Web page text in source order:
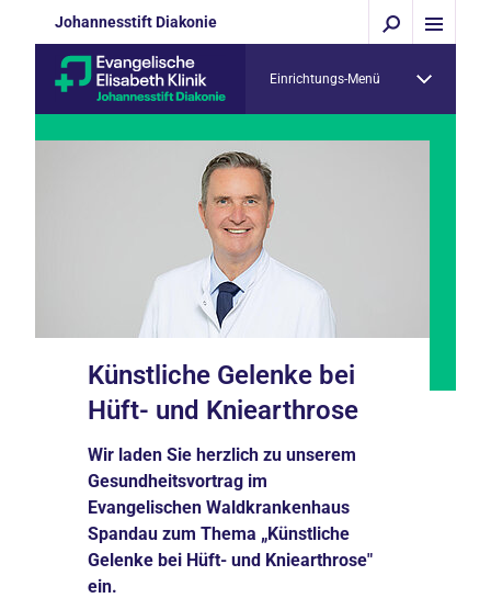
Johannesstift Diakonie
Einrichtungs-Menü
Künstliche Gelenke bei
Hüft- und Kniearthrose
Wir laden Sie herzlich zu unserem
Gesundheitsvortrag im
Evangelischen Waldkrankenhaus
Spandau zum Thema „Künstliche
Gelenke bei Hüft- und Kniearthrose"
ein.